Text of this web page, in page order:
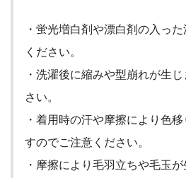
・蛍光増白剤や漂白剤の入っ
ください。
・洗濯後に縮みや型崩れが生
さい。
・着用時の汗や摩擦により色
すのでご注意ください。
・摩擦により毛羽立ちや毛玉